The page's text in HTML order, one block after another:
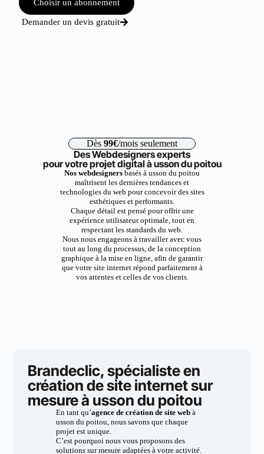
Choisir un abonnement
Demander un devis gratuit
Dès 99€/mois seulement
Des Webdesigners experts
pour votre projet digital à usson du poitou
Nos webdesigners basés à usson du poitou
maîtrisent les dernières tendances et
technologies du web pour concevoir des sites
esthétiques et performants.
Chaque détail est pensé pour offrir une
expérience utilisateur optimale, tout en
respectant les standards du web.
Nous nous engageons à travailler avec vous
tout au long du processus, de la conception
graphique à la mise en ligne, afin de garantir
que votre site internet répond parfaitement à
vos attentes et celles de vos clients.
Brandeclic, spécialiste en
création de site internet sur
mesure à usson du poitou
En tant qu’agence de création de site webà
usson du poitou, nous savons que chaque
projet est unique.
C’est pourquoi nous vous proposons des
solutions sur mesure adaptées à votre activité.